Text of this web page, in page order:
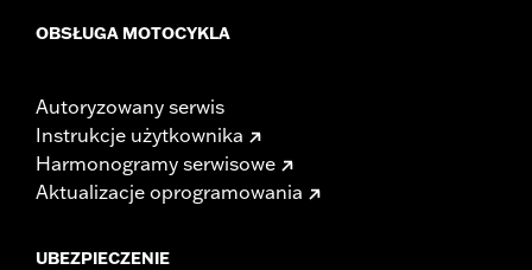
OBSŁUGA MOTOCYKLA
Autoryzowany serwis
Instrukcje użytkownika
Harmonogramy serwisowe
Aktualizacje oprogramowania
UBEZPIECZENIE